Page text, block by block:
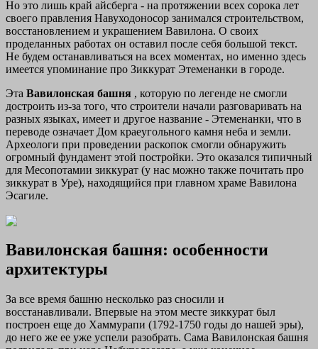
Но это лишь край айсберга - на протяжении всех сорока лет
своего правления Навуходоносор занимался строительством,
восстановлением и украшением Вавилона. О своих
проделанных работах он оставил после себя большой текст.
Не будем останавливаться на всех моментах, но именно здесь
имеется упоминание про Зиккурат Этеменанки в городе.
Эта Вавилонская башня , которую по легенде не смогли
достроить из-за того, что строители начали разговаривать на
разных языках, имеет и другое название - Этеменанки, что в
переводе означает Дом краеугольного камня неба и земли.
Археологи при проведении раскопок смогли обнаружить
огромный фундамент этой постройки. Это оказался типичный
для Месопотамии зиккурат (у нас можно также почитать про
зиккурат в Уре), находящийся при главном храме Вавилона
Эсагиле.
Вавилонская башня: особенности
архитектуры
За все время башню несколько раз сносили и
восстанавливали. Впервые на этом месте зиккурат был
построен еще до Хаммурапи (1792-1750 годы до нашей эры),
до него же ее уже успели разобрать. Сама Вавилонская башня